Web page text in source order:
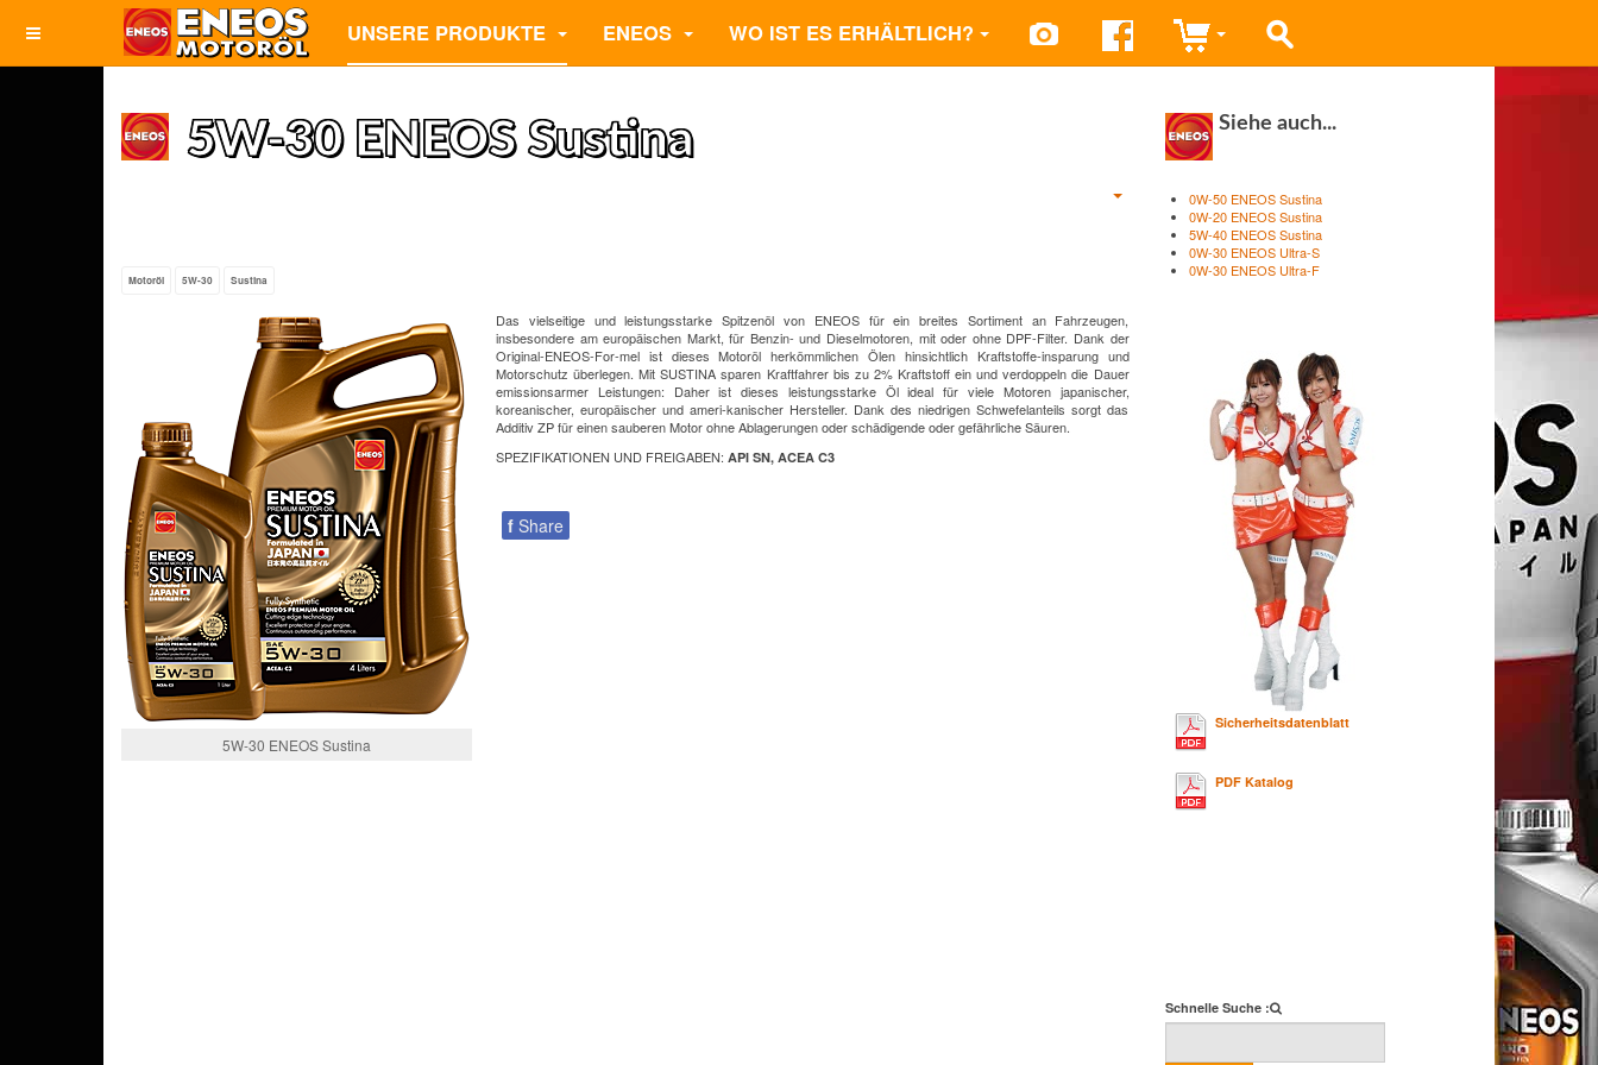
UNSERE PRODUKTE ENEOS WO IST ES ERHÄLTLICH?
5W-30 ENEOS Sustina
Motoröl 5W-30 Sustina
5W-30 ENEOS Sustina
Das vielseitige und leistungsstarke Spitzenöl von ENEOS für ein breites Sortiment an Fahrzeugen,
insbesondere am europäischen Markt, für Benzin- und Dieselmotoren, mit oder ohne DPF-Filter. Dank der
Original-ENEOS-For-mel ist dieses Motoröl herkömmlichen Ölen hinsichtlich Kraftstoffe-insparung und
Motorschutz überlegen. Mit SUSTINA sparen Kraftfahrer bis zu 2% Kraftstoff ein und verdoppeln die Dauer
emissionsarmer Leistungen: Daher ist dieses leistungsstarke Öl ideal für viele Motoren japanischer,
koreanischer, europäischer und ameri-kanischer Hersteller. Dank des niedrigen Schwefelanteils sorgt das
Additiv ZP für einen sauberen Motor ohne Ablagerungen oder schädigende oder gefährliche Säuren.
SPEZIFIKATIONEN UND FREIGABEN: API SN, ACEA C3
f Share
Siehe auch...
0W-50 ENEOS Sustina
0W-20 ENEOS Sustina
5W-40 ENEOS Sustina
0W-30 ENEOS Ultra-S
0W-30 ENEOS Ultra-F
Sicherheitsdatenblatt
PDF Katalog
Schnelle Suche :